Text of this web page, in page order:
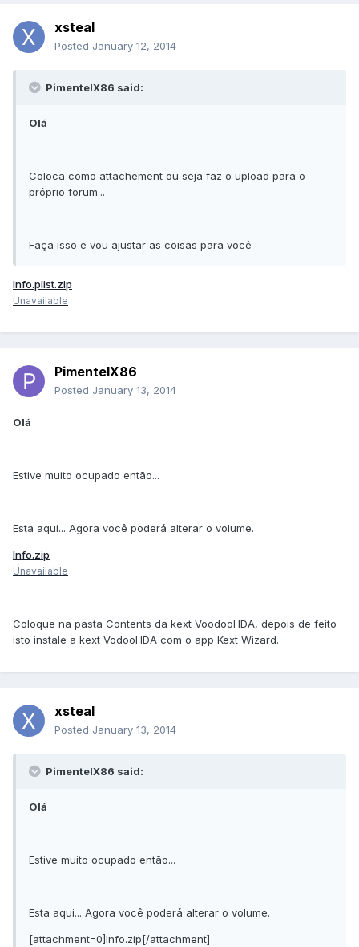
xsteal
Posted January 12, 2014
PimentelX86 said:
Olá
Coloca como attachement ou seja faz o upload para o
próprio forum...
Faça isso e vou ajustar as coisas para você
Info.plist.zip
Unavailable
PimentelX86
Posted January 13, 2014
Olá
Estive muito ocupado então...
Esta aqui... Agora você poderá alterar o volume.
Info.zip
Unavailable
Coloque na pasta Contents da kext VoodooHDA, depois de feito
isto instale a kext VodooHDA com o app Kext Wizard.
xsteal
Posted January 13, 2014
PimentelX86 said:
Olá
Estive muito ocupado então...
Esta aqui... Agora você poderá alterar o volume.
[attachment=0]Info.zip[/attachment]